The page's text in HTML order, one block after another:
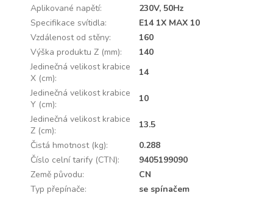
Aplikované napětí:
230V, 50Hz
Specifikace svítidla:
E14 1X MAX 10
Vzdálenost od stěny:
160
Výška produktu Z (mm):
140
Jedinečná velikost krabice
X (cm):
14
Jedinečná velikost krabice
Y (cm):
10
Jedinečná velikost krabice
Z (cm):
13.5
Čistá hmotnost (kg):
0.288
Číslo celní tarify (CTN):
9405199090
Země původu:
CN
Typ přepínače: se spínačem